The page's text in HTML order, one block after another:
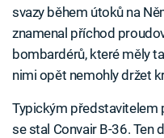
svazy během útoků na
znamenal příchod
bombardérů, které měly
nimi opět nemohly držet
Typickým představitelem
se stal Convair B-36. Ten